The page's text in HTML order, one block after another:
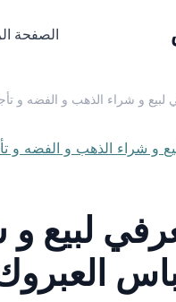
الصفحة
لبيع و شراء الذهب و الفضه و